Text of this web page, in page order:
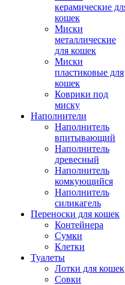
керамические
кошек
Миски
металлические
для кошек
Миски
пластиковые для
кошек
Коврики под
миску
Наполнители
Наполнитель
впитывающий
Наполнитель
древесный
Наполнитель
комкующийся
Наполнитель
силикагель
Переноски для кошек
Контейнера
Сумки
Клетки
Туалеты
Лотки для кошек
Совки